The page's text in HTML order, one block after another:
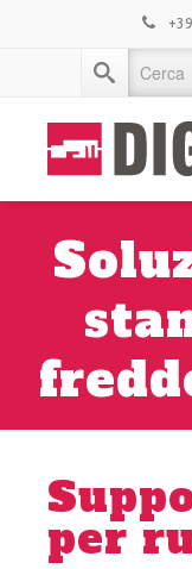
per